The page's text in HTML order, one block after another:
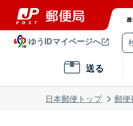
ゆうIDマイページへ
送る
日本郵便トップ 郵便